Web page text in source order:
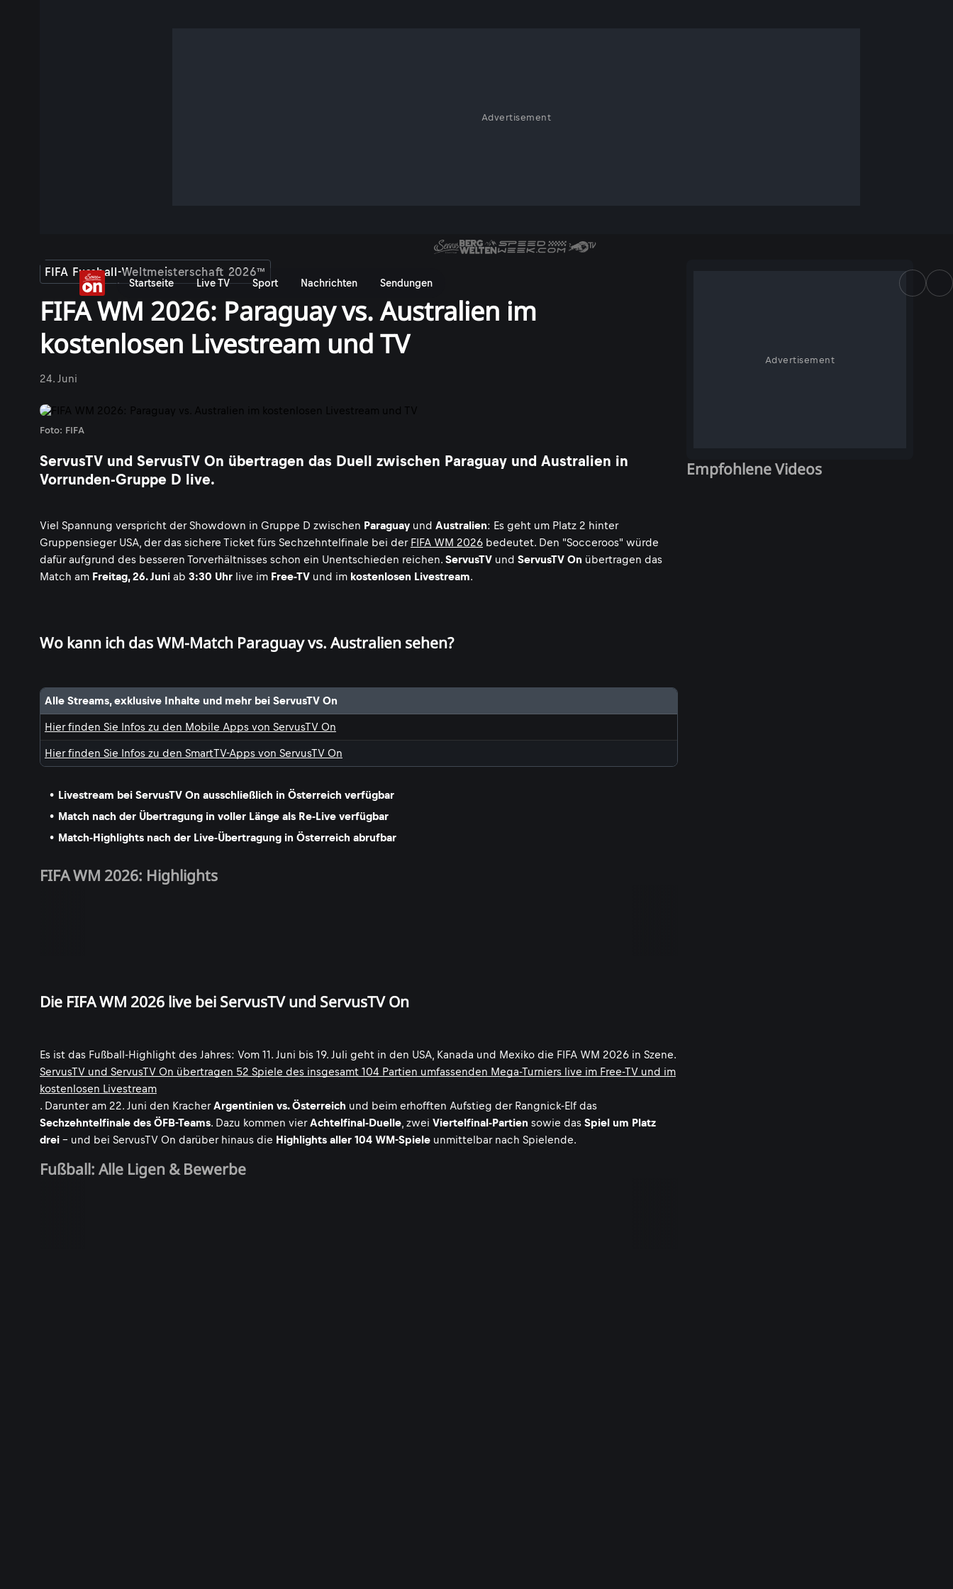
Advertisement
Startseite Live TV Sport Nachrichten Sendungen
FIFA Fussball-Weltmeisterschaft 2026™
FIFA WM 2026: Paraguay vs. Australien im
kostenlosen Livestream und TV
24. Juni
Foto: FIFA
ServusTV und ServusTV On übertragen das Duell zwischen Paraguay und Australien in
Vorrunden-Gruppe D live.
Viel Spannung verspricht der Showdown in Gruppe D zwischen Paraguay und Australien: Es geht um Platz 2 hinter
Gruppensieger USA, der das sichere Ticket fürs Sechzehntelfinale bei der FIFA WM 2026 bedeutet. Den "Socceroos" würde
dafür aufgrund des besseren Torverhältnisses schon ein Unentschieden reichen. ServusTV und ServusTV On übertragen das
Match am Freitag, 26. Juni ab 3:30 Uhr live im Free-TV und im kostenlosen Livestream.
Wo kann ich das WM-Match Paraguay vs. Australien sehen?
Alle Streams, exklusive Inhalte und mehr bei ServusTV On
Hier finden Sie Infos zu den Mobile Apps von ServusTV On
Hier finden Sie Infos zu den SmartTV-Apps von ServusTV On
Livestream bei ServusTV On ausschließlich in Österreich verfügbar
Match nach der Übertragung in voller Länge als Re-Live verfügbar
Match-Highlights nach der Live-Übertragung in Österreich abrufbar
FIFA WM 2026: Highlights
Die FIFA WM 2026 live bei ServusTV und ServusTV On
Es ist das Fußball-Highlight des Jahres: Vom 11. Juni bis 19. Juli geht in den USA, Kanada und Mexiko die FIFA WM 2026 in Szene.
ServusTV und ServusTV On übertragen 52 Spiele des insgesamt 104 Partien umfassenden Mega-Turniers live im Free-TV und im
kostenlosen Livestream
. Darunter am 22. Juni den KracherArgentinien vs. Österreich und beim erhofften Aufstieg der Rangnick-Elf das
Sechzehntelfinale des ÖFB-Teams. Dazu kommen vierAchtelfinal-Duelle , zwei Viertelfinal-Partien sowie das Spiel um Platz
drei - und bei ServusTV On darüber hinaus die Highlights aller 104 WM-Spiele unmittelbar nach Spielende.
Fußball: Alle Ligen & Bewerbe
Advertisement
Empfohlene Videos